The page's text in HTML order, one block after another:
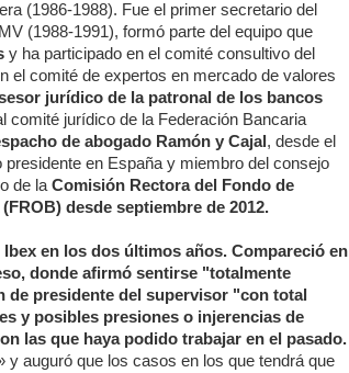
(1986-1988). Fue el primer secretario del
(1988-1991), formó parte del equipo que
y ha participado en el comité consultivo del
el comité de expertos en mercado de valores
jurídico de la patronal de los bancos
comité jurídico de la Federación Bancaria
de abogado Ramón y Cajal , desde el
presidente en España y miembro del consejo
de la Comisión Rectora del Fondo de
desde septiembre de 2012.
en los dos últimos años. Compareció en
donde afirmó sentirse "totalmente
de presidente del supervisor "con total
y posibles presiones o injerencias de
las que haya podido trabajar en el pasado.
auguró que los casos en los que tendrá que